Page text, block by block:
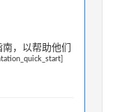
，以帮助他们